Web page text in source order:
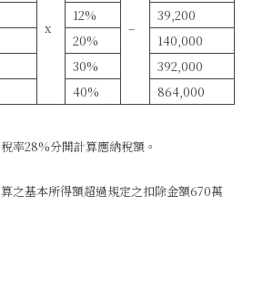
x –
12%
39,200
20%
140,000
30%
392,000
40% 864,000
率28%分開計算應納稅額。
之基本所得額超過規定之扣除金額670萬